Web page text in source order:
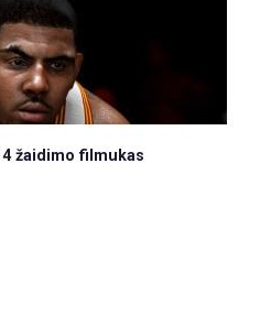
žaidimo filmukas